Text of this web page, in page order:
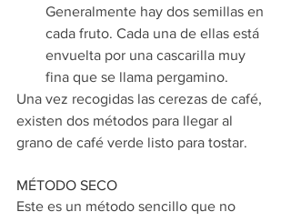
Generalmente hay dos semillas en
cada fruto. Cada una de ellas está
envuelta por una cascarilla muy
fina que se llama pergamino.
Una vez recogidas las cerezas de café,
existen dos métodos para llegar al
grano de café verde listo para tostar.
MÉTODO SECO
Este es un método sencillo que no